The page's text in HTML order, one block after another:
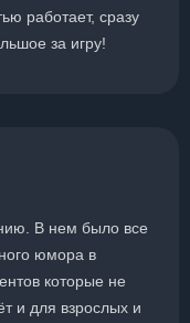
работает, сразу
за игру!
В нем было все
юмора в
которые не
и для взрослых и